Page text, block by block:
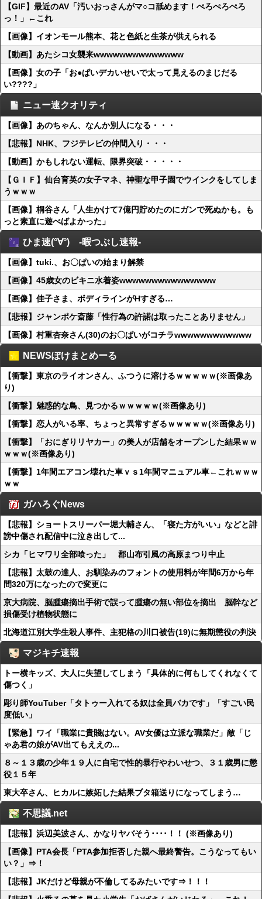
【GIF】最近のAV「汚いおっさんがマ○コ舐めます！ぺろぺろぺろ
っ！」←これ
【画像】イオンモール熊本、花と色紙と生茶が供えられる
【動画】あたシコ女襲来wwwwwwwwwwwwww
【画像】女の子「お●ぱいデカいせいで太って見えるのまじだる
い????」
ニュー速クオリティ
【画像】あのちゃん、なんか別人になる・・・
【悲報】NHK、フジテレビの仲間入り・・・
【動画】かもしれない運転、限界突破・・・・・
【ＧＩＦ】仙台育英の女子マネ、神聖な甲子園でウインクをしてしま
うｗｗｗ
【画像】桐谷さん「人生かけて7億円貯めたのにガンで死ぬかも。も
っと素直に遊べばよかった」
ひま速(°∀°) -暇つぶし速報-
【画像】tuki.、お〇ぱいの始まり解禁
【画像】45歳女のビキニ水着姿wwwwwwwwwwwwwww
【画像】佳子さま、ボディラインがHすぎる…
【悲報】ジャンポケ斎藤「性行為の許諾は取ったことありません」
【画像】村重杏奈さん(30)のお〇ぱいがコチラwwwwwwwwwwww
NEWSぽけまとめーる
【衝撃】東京のライオンさん、ふつうに溶けるｗｗｗｗｗ(※画像あ
り)
【衝撃】魅惑的な鳥、見つかるｗｗｗｗｗ(※画像あり)
【衝撃】恋人がいる率、ちょっと異常すぎるｗｗｗｗｗ(※画像あり)
【衝撃】「おにぎりリヤカー」の美人が店舗をオープンした結果ｗｗ
ｗｗｗ(※画像あり)
【衝撃】1年間エアコン壊れた車ｖｓ1年間マニュアル車←これｗｗｗ
ｗｗ
ガハろぐNews
【悲報】ショートスリーパー堀大輔さん、「寝た方がいい」などと誹
謗中傷され配信中に泣き出して...
シカ「ヒマワリ全部喰った」 郡山布引風の高原まつり中止
【悲報】太鼓の達人、お馴染みのフォントの使用料が年間6万から年
間320万になったので変更に
京大病院、脳腫瘍摘出手術で誤って腫瘍の無い部位を摘出 脳幹など
損傷受け植物状態に
北海道江別大学生殺人事件、主犯格の川口被告(19)に無期懲役の判決
マジキチ速報
トー横キッズ、大人に失望してしまう「具体的に何もしてくれなくて
傷つく」
彫り師YouTuber「タトゥー入れてる奴は全員バカです」「すごい民
度低い」
【緊急】ワイ「職業に貴賤はない。AV女優は立派な職業だ」敵「じ
ゃあ君の娘がAV出てもええの...
８～１３歳の少年１９人に自宅で性的暴行やわいせつ、３１歳男に懲
役１５年
東大卒さん、ヒカルに嫉妬した結果ブタ箱送りになってしまう…
不思議.net
【悲報】浜辺美波さん、かなりヤバそう････！！ (※画像あり)
【画像】PTA会長「PTA参加拒否した親へ最終警告。こうなってもい
い？」⇒！
【悲報】JKだけど母親が不倫してるみたいです⇒！！！